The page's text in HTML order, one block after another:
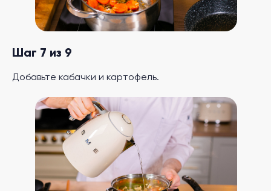
Шаг 7 из 9
Добавьте кабачки и картофель.